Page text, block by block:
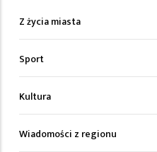
Z życia miasta
Sport
Kultura
Wiadomości z regionu